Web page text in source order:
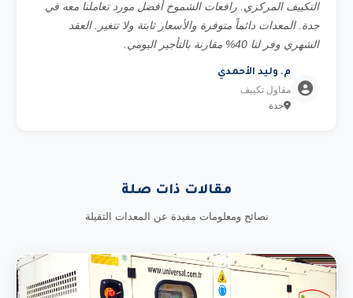
التكييف المركزي. رافعات الشموخ أفضل مورد تعاملنا معه في
جدة. المعدات دائماً متوفرة والأسعار ثابتة ولا تتغير. العقد
الشهري وفر لنا 40% مقارنة بالتأجير اليومي.
م. وليد الأحمدي
مقاول تكييف
جدة
مقالات ذات صلة
نصائح ومعلومات مفيدة عن المعدات الثقيلة